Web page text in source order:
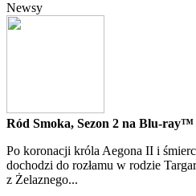
Newsy
Ród Smoka, Sezon 2 na Blu-
Po koronacji króla Aegona II i
dochodzi do rozłamu w rodzie
z Żelaznego...